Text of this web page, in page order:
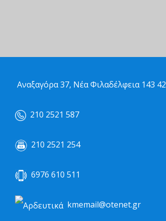
Αναξαγόρα 37, Νέα Φιλαδέλφεια 143 42
210 2521 587
210 2521 254
6976 610 511
kmemail@otenet.gr